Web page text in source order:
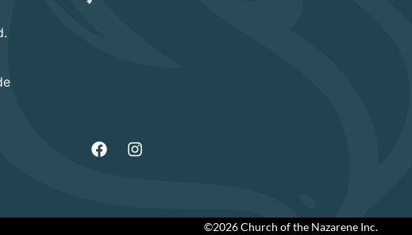
©2026 Church of the Nazarene Inc.